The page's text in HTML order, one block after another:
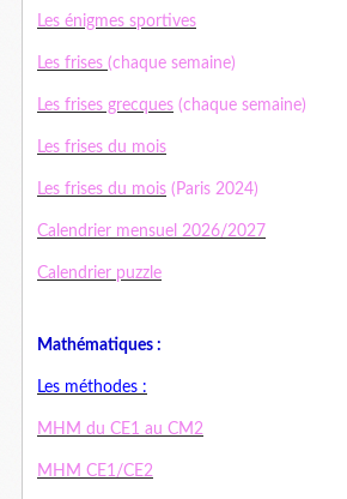
Les énigmes sportives
Les frises (chaque semaine)
Les frises grecques (chaque semaine)
Les frises du mois
Les frises du mois (Paris 2024)
Calendrier mensuel 2026/2027
Calendrier puzzle
Mathématiques :
Les méthodes :
MHM du CE1 au CM2
MHM CE1/CE2